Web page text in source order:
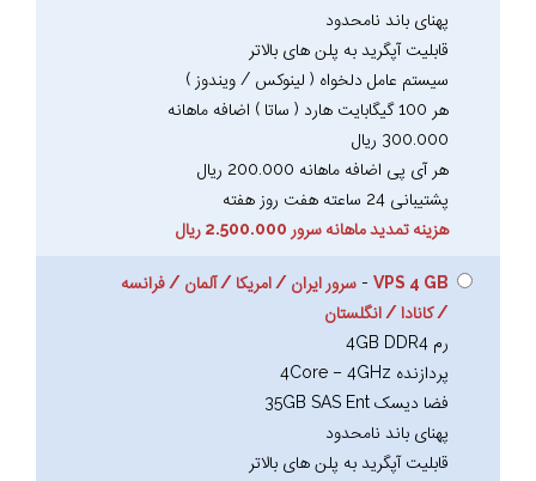
پهنای باند نامحدود
قابلیت آپگرید به پلن های بالاتر
سیستم عامل دلخواه ( لینوکس / ویندوز )
هر 100 گیگابایت هارد ( ساتا ) اضافه ماهانه
300.000 ریال
هر آی پی اضافه ماهانه 200.000 ریال
پشتیبانی 24 ساعته هفت روز هفته
هزینه تمدید ماهانه سرور 2.500.000 ریال
VPS 4 GB
- سرور ایران / امریکا / آلمان / فرانسه
/ کانادا / انگلستان
رم 4GB DDR4
پردازنده 4Core – 4GHz
فضا دیسک 35GB SAS Ent
پهنای باند نامحدود
قابلیت آپگرید به پلن های بالاتر